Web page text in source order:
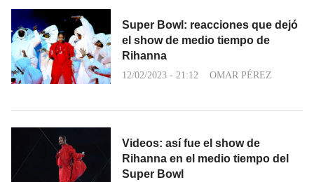
Super Bowl: reacciones que dejó
el show de medio tiempo de
Rihanna
12/02/2023 - 21:12 OMAR PÉREZ
Videos: así fue el show de
Rihanna en el medio tiempo del
Super Bowl